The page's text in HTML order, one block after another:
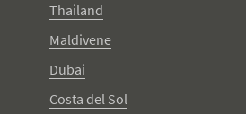
Thailand
Maldivene
Dubai
Costa del Sol